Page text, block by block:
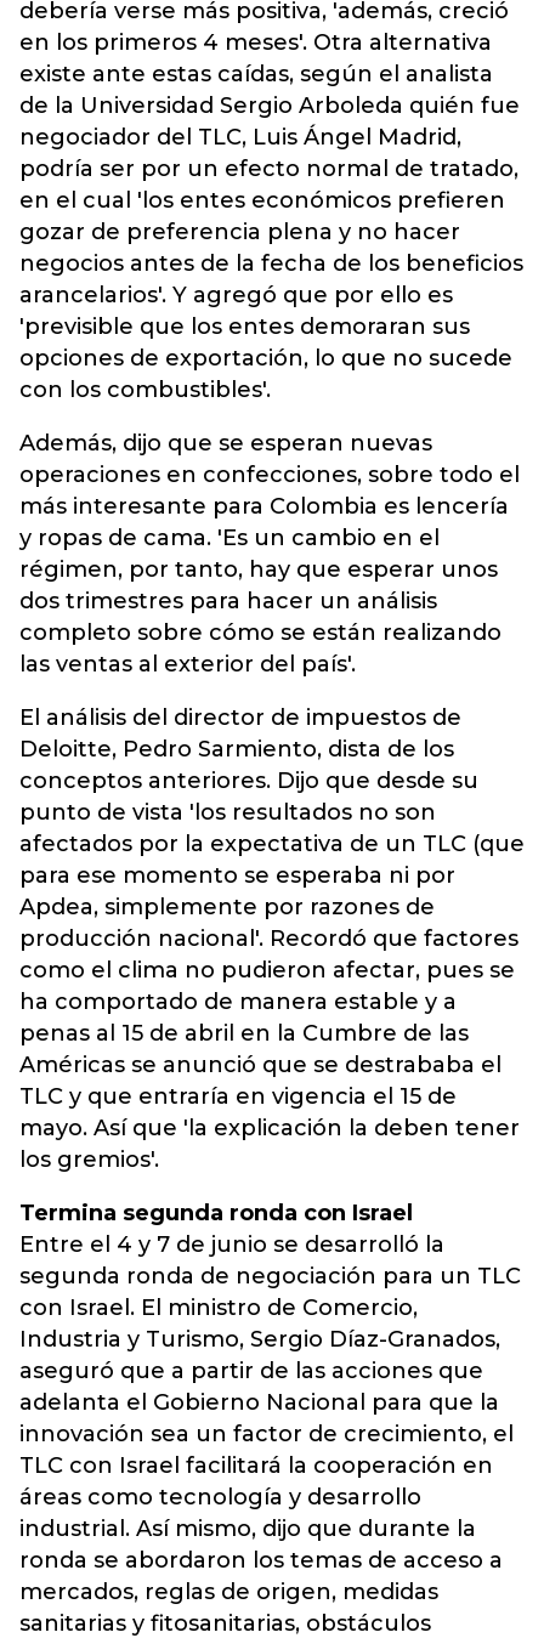
debería verse más positiva, 'además, creció
en los primeros 4 meses'. Otra alternativa
existe ante estas caídas, según el analista
de la Universidad Sergio Arboleda quién fue
negociador del TLC, Luis Ángel Madrid,
podría ser por un efecto normal de tratado,
en el cual 'los entes económicos prefieren
gozar de preferencia plena y no hacer
negocios antes de la fecha de los beneficios
arancelarios'. Y agregó que por ello es
'previsible que los entes demoraran sus
opciones de exportación, lo que no sucede
con los combustibles'.
Además, dijo que se esperan nuevas
operaciones en confecciones, sobre todo el
más interesante para Colombia es lencería
y ropas de cama. 'Es un cambio en el
régimen, por tanto, hay que esperar unos
dos trimestres para hacer un análisis
completo sobre cómo se están realizando
las ventas al exterior del país'.
El análisis del director de impuestos de
Deloitte, Pedro Sarmiento, dista de los
conceptos anteriores. Dijo que desde su
punto de vista 'los resultados no son
afectados por la expectativa de un TLC (que
para ese momento se esperaba ni por
Apdea, simplemente por razones de
producción nacional'. Recordó que factores
como el clima no pudieron afectar, pues se
ha comportado de manera estable y a
penas al 15 de abril en la Cumbre de las
Américas se anunció que se destrababa el
TLC y que entraría en vigencia el 15 de
mayo. Así que 'la explicación la deben tener
los gremios'.
Termina segunda ronda con Israel
Entre el 4 y 7 de junio se desarrolló la
segunda ronda de negociación para un TLC
con Israel. El ministro de Comercio,
Industria y Turismo, Sergio Díaz-Granados,
aseguró que a partir de las acciones que
adelanta el Gobierno Nacional para que la
innovación sea un factor de crecimiento, el
TLC con Israel facilitará la cooperación en
áreas como tecnología y desarrollo
industrial. Así mismo, dijo que durante la
ronda se abordaron los temas de acceso a
mercados, reglas de origen, medidas
sanitarias y fitosanitarias, obstáculos